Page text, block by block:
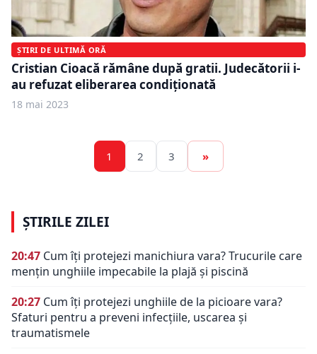
ȘTIRI DE ULTIMĂ ORĂ
Cristian Cioacă rămâne după gratii. Judecătorii i-
au refuzat eliberarea condiţionată
18 mai 2023
1 2 3 »
ȘTIRILE ZILEI
20:47 Cum îți protejezi manichiura vara? Trucurile care
mențin unghiile impecabile la plajă și piscină
20:27 Cum îți protejezi unghiile de la picioare vara?
Sfaturi pentru a preveni infecțiile, uscarea și
traumatismele